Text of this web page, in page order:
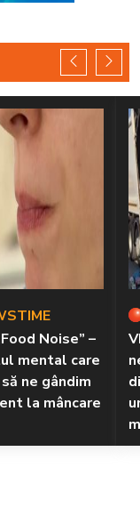
Noise” –
mental care
ne gândim
la mâncare